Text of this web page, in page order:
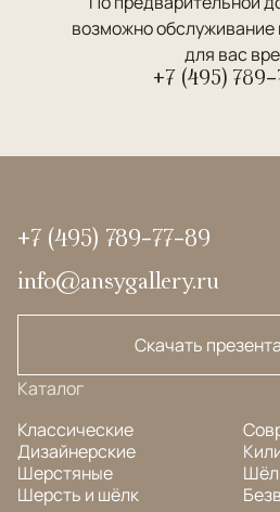
возможно
для вас
+7 (495)
+7 (495) 789-77-89
info@ansygallery.ru
Скачать
Каталог
Классические
Дизайнерские
Шерстяные
Шерсть и шёлк